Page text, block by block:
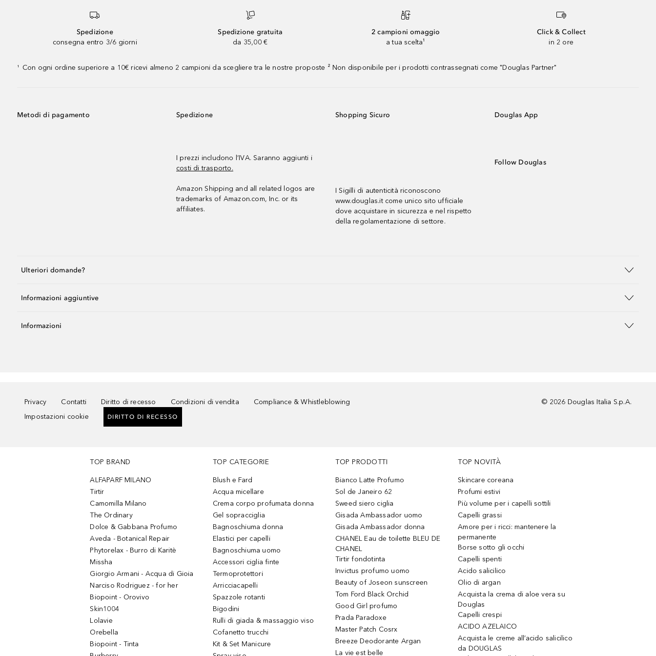
Spedizione
consegna entro 3/6 giorni
Spedizione gratuita
da 35,00 €
2 campioni omaggio
a tua scelta¹
Click & Collect
in 2 ore
¹ Con ogni ordine superiore a 10€ ricevi almeno 2 campioni da scegliere tra le nostre proposte ² Non disponibile per i prodotti contrassegnati come "Douglas Partner"
Metodi di pagamento Spedizione
I prezzi includono l’IVA. Saranno aggiunti i
costi di trasporto.
Amazon Shipping and all related logos are
trademarks of Amazon.com, Inc. or its
affiliates.
Shopping Sicuro
I Sigilli di autenticità riconoscono
www.douglas.it come unico sito ufficiale
dove acquistare in sicurezza e nel rispetto
della regolamentazione di settore.
Douglas App
Follow Douglas
Ulteriori domande?
Informazioni aggiuntive
Informazioni
Privacy Contatti Diritto di recesso Condizioni di vendita
Compliance & Whistleblowing
Impostazioni cookie
DIRITTO DI RECESSO
© 2026 Douglas Italia S.p.A.
TOP BRAND
ALFAPARF MILANO
Tirtir
Camomilla Milano
The Ordinary
Dolce & Gabbana Profumo
Aveda - Botanical Repair
Phytorelax - Burro di Karitè
Missha
Giorgio Armani - Acqua di Gioia
Narciso Rodriguez - for her
Biopoint - Orovivo
Skin1004
Lolavie
Orebella
Biopoint - Tinta
TOP CATEGORIE
Blush e Fard
Acqua micellare
Crema corpo profumata donna
Gel sopracciglia
Bagnoschiuma donna
Elastici per capelli
Bagnoschiuma uomo
Accessori ciglia finte
Termoprotettori
Arricciacapelli
Spazzole rotanti
Bigodini
Rulli di giada & massaggio viso
Cofanetto trucchi
Kit & Set Manicure
TOP PRODOTTI
Bianco Latte Profumo
Sol de Janeiro 62
Sweed siero ciglia
Gisada Ambassador uomo
Gisada Ambassador donna
CHANEL Eau de toilette BLEU DE
CHANEL
Tirtir fondotinta
Invictus profumo uomo
Beauty of Joseon sunscreen
Tom Ford Black Orchid
Good Girl profumo
Prada Paradoxe
Master Patch Cosrx
Breeze Deodorante Argan
La vie est belle
TOP NOVITÀ
Skincare coreana
Profumi estivi
Più volume per i capelli sottili
Capelli grassi
Amore per i ricci: mantenere la
permanente
Borse sotto gli occhi
Capelli spenti
Acido salicilico
Olio di argan
Acquista la crema di aloe vera su
Douglas
Capelli crespi
ACIDO AZELAICO
Acquista le creme all’acido salicilico
da DOUGLAS